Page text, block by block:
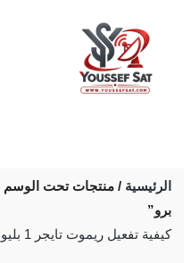
الرئيسية
برو”
كيفية تفعيل ريموت تايجر 1 بليون برو